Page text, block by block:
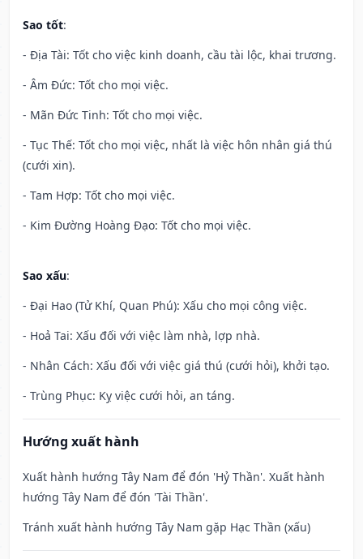
Sao tốt:
- Địa Tài: Tốt cho việc kinh doanh, cầu tài lộc, khai trương.
- Âm Đức: Tốt cho mọi việc.
- Mãn Đức Tinh: Tốt cho mọi việc.
- Tục Thế: Tốt cho mọi việc, nhất là việc hôn nhân giá thú
(cưới xin).
- Tam Hợp: Tốt cho mọi việc.
- Kim Đường Hoàng Đạo: Tốt cho mọi việc.
Sao xấu:
- Đại Hao (Tử Khí, Quan Phú): Xấu cho mọi công việc.
- Hoả Tai: Xấu đối với việc làm nhà, lợp nhà.
- Nhân Cách: Xấu đối với việc giá thú (cưới hỏi), khởi tạo.
- Trùng Phục: Kỵ việc cưới hỏi, an táng.
Hướng xuất hành
Xuất hành hướng Tây Nam để đón 'Hỷ Thần'. Xuất hành
hướng Tây Nam để đón 'Tài Thần'.
Tránh xuất hành hướng Tây Nam gặp Hạc Thần (xấu)